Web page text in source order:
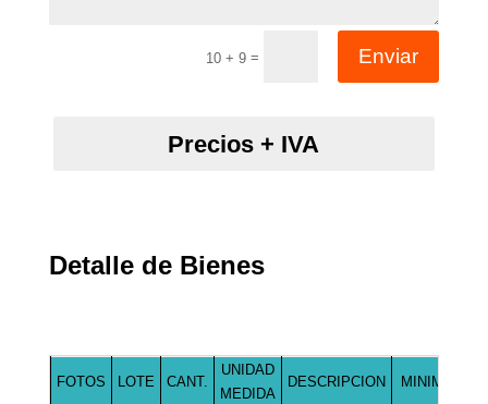
10 + 9 = Enviar
Precios + IVA
Detalle de Bienes
FOTOS LOTE CANT.
UNIDAD
MEDIDA
DESCRIPCION MINIMO $